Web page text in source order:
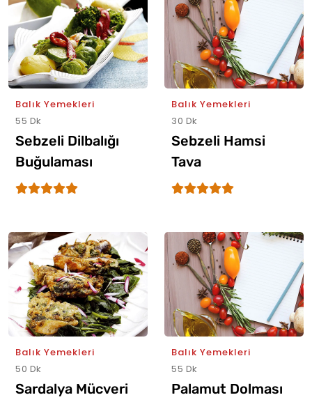
Balık Yemekleri
55 Dk
Sebzeli Dilbalığı
Buğulaması
Balık Yemekleri
30 Dk
Sebzeli Hamsi
Tava
Balık Yemekleri
50 Dk
Sardalya Mücveri
Balık Yemekleri
55 Dk
Palamut Dolması